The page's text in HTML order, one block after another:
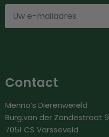
Contact
Menno’s Dierenwereld
Burg.van der Zandestraat 9
7051 CS Varsseveld